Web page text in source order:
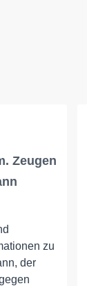
Zeugen
zu
der